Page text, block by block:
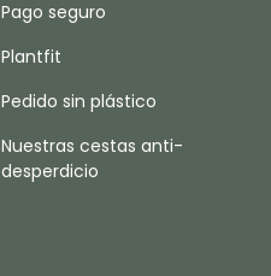
Pago seguro
Plantfit
Pedido sin plástico
Nuestras cestas anti-
desperdicio